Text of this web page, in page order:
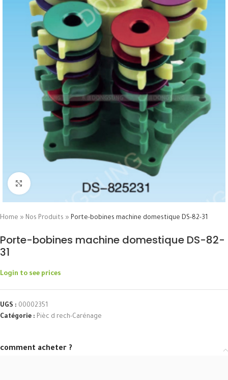
Click to enlarge
Home » Nos Produits » Porte-bobines machine domestique DS-82-31
Porte-bobines machine domestique DS-82-
31
Login to see prices
UGS : 00002351
Catégorie : Pièc d rech-Carénage
comment acheter ?